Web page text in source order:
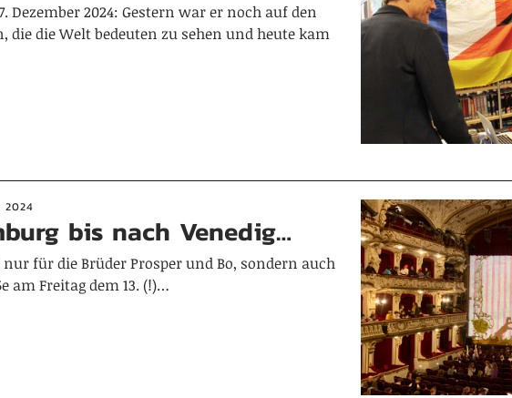
Dezember 2024: Gestern war er noch auf den
die die Welt bedeuten zu sehen und heute kam
2024
bis nach Venedig…
für die Brüder Prosper und Bo, sondern auch
am Freitag dem 13. (!)…